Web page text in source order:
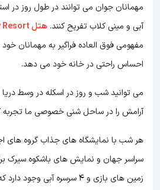
مهمانان جوان می توانند در طول روز در
آبی و مینی کلاب تفریح کنند. هتل Orange County Resort آلانیا
مفهومی فوق العاده فراگیر به مهمانان
احساس راحتی در خانه خود می دهد.
می توانید شب و روز در اسکله در وسط دریا
آرامش را در ساحل شنی خصوصی ما تجربه
هر شب با نمایشگاه های جذاب گروه های
سراسر جهان و نمایش های باشکوه سیرک
زمین های بازی و 4 سرسره آبی